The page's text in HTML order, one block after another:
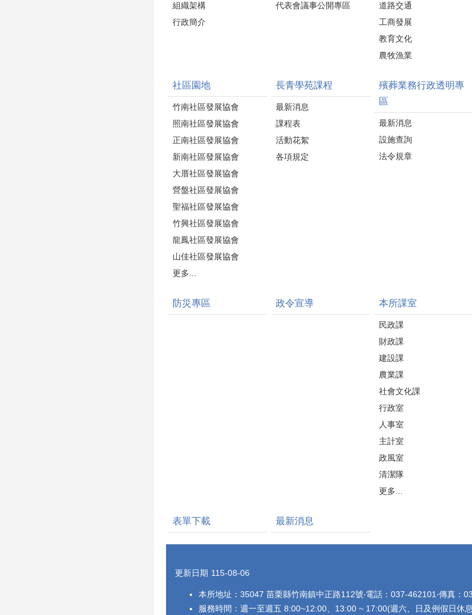
組織架構
行政簡介
代表會議事公開專區
道路交通
工商發展
教育文化
農牧漁業
社區園地
竹南社區發展協會
照南社區發展協會
正南社區發展協會
新南社區發展協會
大厝社區發展協會
營盤社區發展協會
聖福社區發展協會
竹興社區發展協會
龍鳳社區發展協會
山佳社區發展協會
更多...
長青學苑課程
最新消息
課程表
活動花絮
各項規定
殯葬業務行政透明專
區
最新消息
設施查詢
法令規章
防災專區 政令宣導 本所課室
民政課
財政課
建設課
農業課
社會文化課
行政室
人事室
主計室
政風室
清潔隊
更多...
表單下載 最新消息
更新日期 115-08-06
本所地址：35047 苗栗縣竹南鎮中正路112號‧電話：037-462101‧傳真：
服務時間：週一至週五 8:00~12:00、13:00 ~ 17:00(週六、日及例假日休